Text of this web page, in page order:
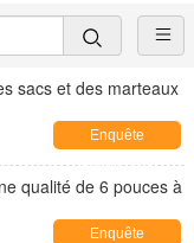
sacs et des marteaux
Enquête
maintenant
qualité de 6 pouces à
Enquête